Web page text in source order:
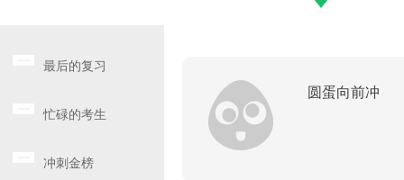
最后的复习
忙碌的考生
冲刺金榜
圆蛋向前冲